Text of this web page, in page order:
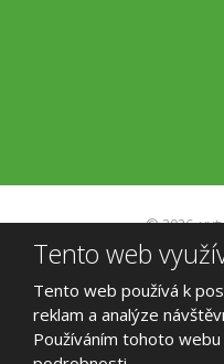
© 2026,
Mapa
Tento web
Tento web používá k
reklam a analýze
Používáním tohoto